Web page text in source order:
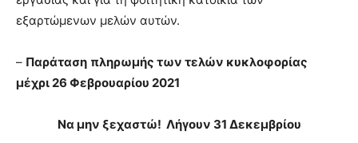
εξαρτώμενων μελών αυτών.
– Παράταση πληρωμής των τελών κυκλοφορίας
μέχρι 26 Φεβρουαρίου 2021
Να μην ξεχαστώ! Λήγουν 31 Δεκεμβρίου